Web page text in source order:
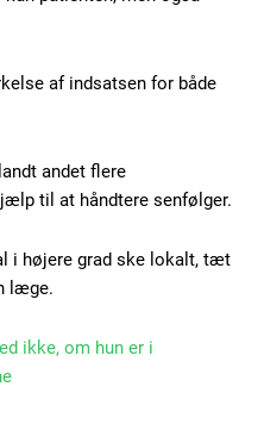
af indsatsen for både
andet flere
til at håndtere senfølger.
i højere grad ske lokalt, tæt
læge.
ikke, om hun er i